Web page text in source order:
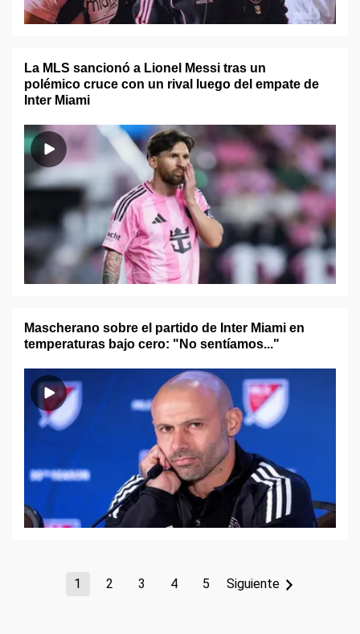
La MLS sancionó a Lionel Messi tras un
polémico cruce con un rival luego del empate de
Inter Miami
Mascherano sobre el partido de Inter Miami en
temperaturas bajo cero: "No sentíamos..."
1 2 3 4 5 Siguiente